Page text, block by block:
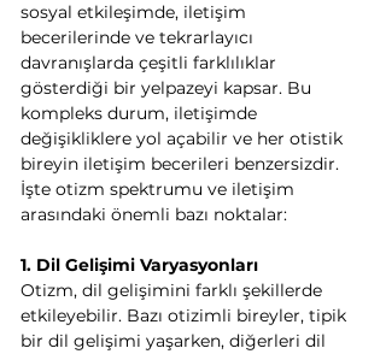
sosyal etkileşimde, iletişim
becerilerinde ve tekrarlayıcı
davranışlarda çeşitli farklılıklar
gösterdiği bir yelpazeyi kapsar. Bu
kompleks durum, iletişimde
değişikliklere yol açabilir ve her otistik
bireyin iletişim becerileri benzersizdir.
İşte otizm spektrumu ve iletişim
arasındaki önemli bazı noktalar:
1. Dil Gelişimi Varyasyonları
Otizm, dil gelişimini farklı şekillerde
etkileyebilir. Bazı otizimli bireyler, tipik
bir dil gelişimi yaşarken, diğerleri dil